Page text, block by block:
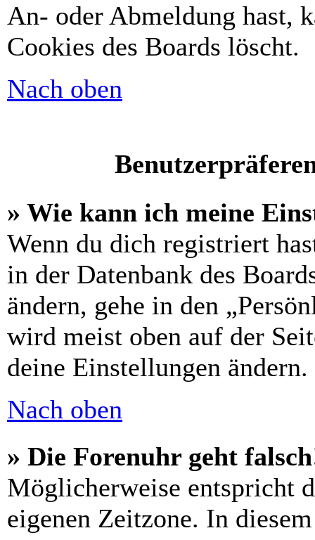
An- oder Abmeldung hast,
Cookies des Boards löscht.
Nach oben
» Wie kann ich meine
Wenn du dich registriert
in der Datenbank des
ändern, gehe in den
wird meist oben auf der
deine Einstellungen ändern.
Nach oben
» Die Forenuhr geht
Möglicherweise entspricht
eigenen Zeitzone. In